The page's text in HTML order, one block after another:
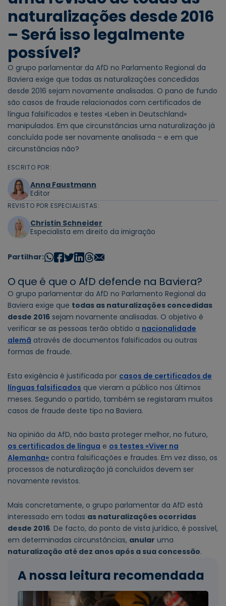
naturalizações desde 2016
– Será isso legalmente
possível?
O grupo parlamentar da AfD no Parlamento Regional da
Baviera exige que todas as naturalizações concedidas
desde 2016 sejam novamente analisadas. O pano de fundo
são casos de fraude relacionados com certificados de
língua falsificados e testes «Leben in Deutschland»
manipulados. Em que circunstâncias uma naturalização já
concluída pode ser novamente analisada – e em que
circunstâncias não?
ESCRITO POR:
Anna Faustmann
Editor
REVISTO POR ESPECIALISTAS:
Christin Schneider
Especialista em direito da imigração
Partilhar:
O que é que o AfD defende na Baviera?
O grupo parlamentar da AfD no Parlamento Regional da
Baviera exige que todas as naturalizações concedidas
desde 2016 sejam novamente analisadas. O objetivo é
verificar se as pessoas terão obtido a nacionalidade
alemã através de documentos falsificados ou outras
formas de fraude.
Esta exigência é justificada por casos de certificados de
línguas falsificados que vieram a público nos últimos
meses. Segundo o partido, também se registaram muitos
casos de fraude deste tipo na Baviera.
Na opinião da AfD, não basta proteger melhor, no futuro,
os certificados de língua e os testes «Viver na
Alemanha» contra falsificações e fraudes. Em vez disso, os
processos de naturalização já concluídos devem ser
novamente revistos.
Mais concretamente, o grupo parlamentar da AfD está
interessado em todas as naturalizações ocorridas
desde 2016. De facto, do ponto de vista jurídico, é possível,
em determinadas circunstâncias, anular uma
naturalização até dez anos após a sua concessão.
A nossa leitura recomendada